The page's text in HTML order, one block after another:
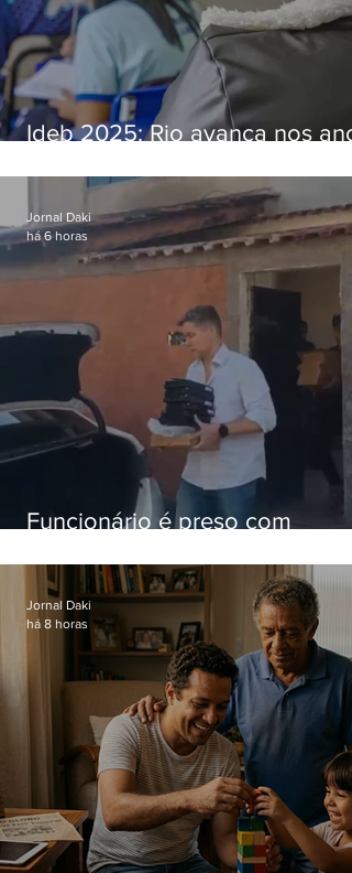
Ideb 2025: Rio avança nos
nacional
Funcionário é preso com
Hospital do Andaraí
Jornal Daki
há 6 horas
Jornal Daki
há 8 horas